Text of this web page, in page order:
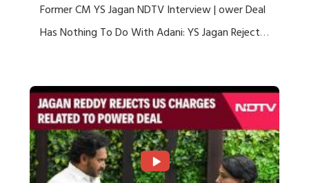
Former CM YS Jagan NDTV Interview | ower Deal
Has Nothing To Do With Adani: YS Jagan Rejects